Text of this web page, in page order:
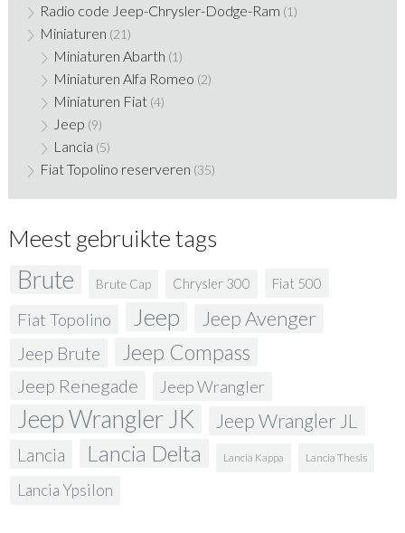
Radio code Jeep-Chrysler-Dodge-Ram (1)
Miniaturen (21)
Miniaturen Abarth (1)
Miniaturen Alfa Romeo (2)
Miniaturen Fiat (4)
Jeep (9)
Lancia (5)
Fiat Topolino reserveren (35)
Meest gebruikte tags
Brute Brute Cap Chrysler 300 Fiat 500
Fiat Topolino Jeep Jeep Avenger
Jeep Brute Jeep Compass
Jeep Renegade Jeep Wrangler
Jeep Wrangler JK Jeep Wrangler JL
Lancia Lancia Delta Lancia Kappa Lancia Thesis
Lancia Ypsilon